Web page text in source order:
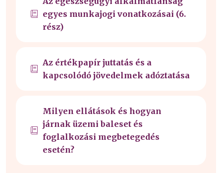
egyes munkajogi vonatkozásai (6.
rész)
Az értékpapír juttatás és a
kapcsolódó jövedelmek adóztatása
Milyen ellátások és hogyan
járnak üzemi baleset és
foglalkozási megbetegedés
esetén?